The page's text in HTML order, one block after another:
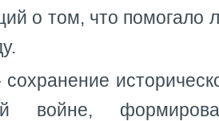
о том, что помогало
войне,